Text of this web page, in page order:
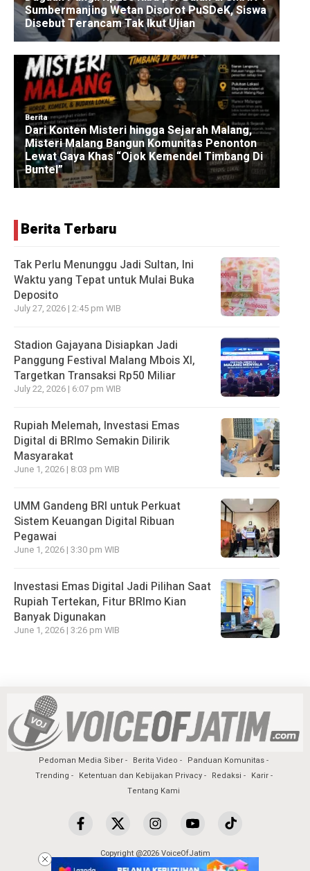
Berita Terbaru
Tak Perlu Menunggu Jadi Sultan, Ini
Waktu yang Tepat untuk Mulai Buka
Deposito
July 27, 2026 | 2:45 pm WIB
Stadion Gajayana Disiapkan Jadi
Panggung Festival Malang Mbois XI,
Targetkan Transaksi Rp50 Miliar
July 22, 2026 | 6:07 pm WIB
Rupiah Melemah, Investasi Emas
Digital di BRImo Semakin Dilirik
Masyarakat
June 1, 2026 | 8:03 pm WIB
UMM Gandeng BRI untuk Perkuat
Sistem Keuangan Digital Ribuan
Pegawai
June 1, 2026 | 3:30 pm WIB
Investasi Emas Digital Jadi Pilihan Saat
Rupiah Tertekan, Fitur BRImo Kian
Banyak Digunakan
June 1, 2026 | 3:26 pm WIB
Pedoman Media Siber Berita Video
Panduan Komunitas
Trending
Ketentuan dan Kebijakan Privacy Redaksi
Karir
Tentang Kami
Copyright @2026 VoiceOfJatim
All Rights Reserved